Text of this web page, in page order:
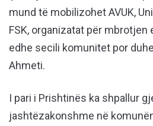
mund të mobilizohet AVUK,
FSK, organizatat për
edhe secili komunitet por
Ahmeti.
I pari i Prishtinës ka shpallur
jashtëzakonshme në